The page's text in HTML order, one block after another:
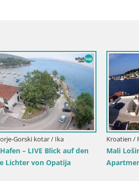
Kroatien / Primorje-Gorski kotar / Mali Lošinj
Insel Unije Webcam – Entdecken Sie die
Schönheit von Kroatiens verstecktem